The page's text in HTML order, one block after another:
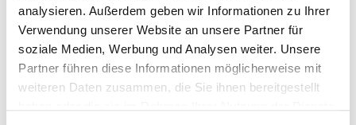
analysieren. Außerdem geben wir Informationen zu Ihrer
Verwendung unserer Website an unsere Partner für
soziale Medien, Werbung und Analysen weiter. Unsere
Partner führen diese Informationen möglicherweise mit
weiteren Daten zusammen, die Sie ihnen bereitgestellt
2022
Raphael Midoir, Pouilly
Fume, AC Loire